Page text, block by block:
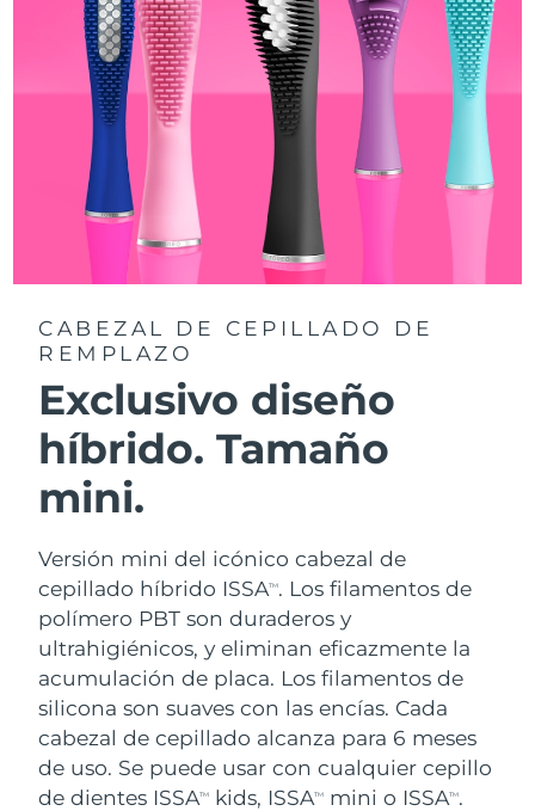
CABEZAL DE CEPILLADO DE
REMPLAZO
Exclusivo diseño
híbrido. Tamaño
mini.
Versión mini del icónico cabezal de
cepillado híbrido ISSATM. Los filamentos de
polímero PBT son duraderos y
ultrahigiénicos, y eliminan eficazmente la
acumulación de placa. Los filamentos de
silicona son suaves con las encías. Cada
cabezal de cepillado alcanza para 6 meses
de uso. Se puede usar con cualquier cepillo
de dientes ISSATM kids, ISSATM mini o ISSATM.